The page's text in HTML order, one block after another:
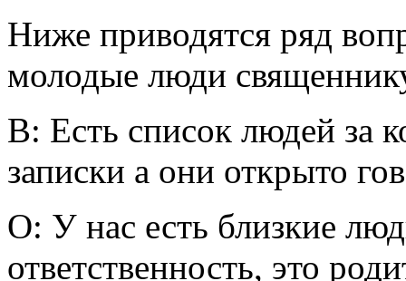
Ниже приводятся ряд
молодые люди
В: Есть список людей за
записки а они открыто
О: У нас есть близкие
ответственность, это